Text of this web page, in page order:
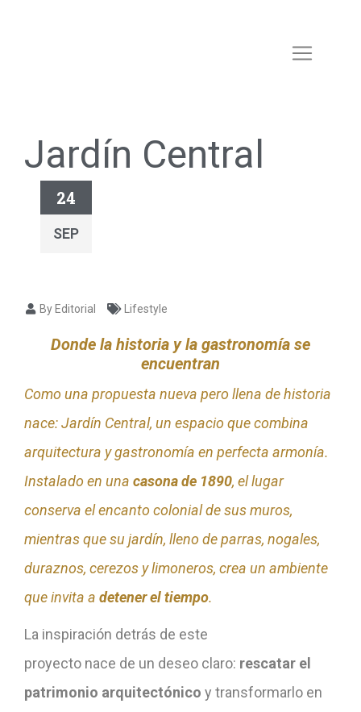
Jardín Central
24
SEP
By Editorial Lifestyle
Donde la historia y la gastronomía se
encuentran
Como una propuesta nueva pero llena de historia
nace: Jardín Central, un espacio que combina
arquitectura y gastronomía en perfecta armonía.
Instalado en una casona de 1890, el lugar
conserva el encanto colonial de sus muros,
mientras que su jardín, lleno de parras, nogales,
duraznos, cerezos y limoneros, crea un ambiente
que invita a detener el tiempo.
La inspiración detrás de este
proyecto nace de un deseo claro: rescatar el
patrimonio arquitectónico y transformarlo en